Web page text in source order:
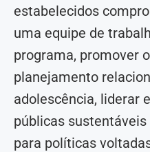
estabelecidos
uma equipe de
programa, promover
planejamento
adolescência, liderar
públicas
para políticas